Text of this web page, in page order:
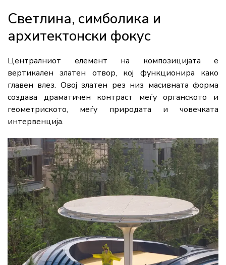
Светлина, симболика и
архитектонски фокус
Централниот елемент на композицијата е
вертикален златен отвор, кој функционира како
главен влез. Овој златен рез низ масивната форма
создава драматичен контраст меѓу органското и
геометриското, меѓу природата и човечката
интервенција.